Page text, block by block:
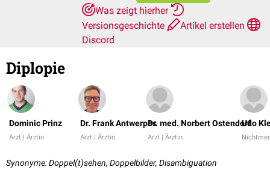
Was zeigt hierher
Versionsgeschichte
Artikel erstellen
Discord
Diplopie
Dominic Prinz
Arzt | Ärztin
Dr. Frank Antwerpes
Arzt | Ärztin
Dr. med. Norbert Ostendorf
Arzt | Ärztin
Udo
Synonyme: Doppel(t)sehen, Doppelbilder, Disambiguation